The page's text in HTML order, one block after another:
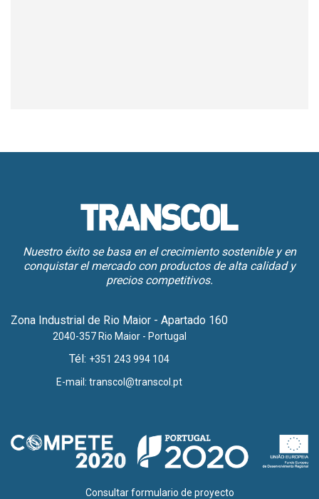
Nuestro éxito se basa en el crecimiento sostenible y en
conquistar el mercado con productos de alta calidad y
precios competitivos.
Zona Industrial de Rio Maior - Apartado 160
2040-357 Rio Maior - Portugal
Tél: +351 243 994 104
E-mail: transcol@transcol.pt
Consultar formulario de proyecto